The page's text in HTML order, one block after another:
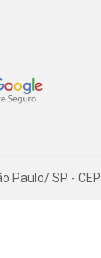
Paulo/ SP -